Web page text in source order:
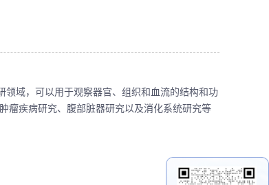
域，可以用于观察器官、组织和血流的结构和功
瘤疾病研究、腹部脏器研究以及消化系统研究等